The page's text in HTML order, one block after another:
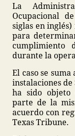
La
Ocupacional
siglas en
para
cumplimiento
durante la
El caso se
instalaciones de
ha sido objeto
parte de la
acuerdo con
Texas Tribune.